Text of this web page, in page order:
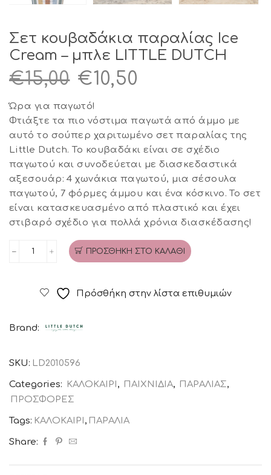
Σετ κουβαδάκια παραλίας Ice
Cream – μπλε LITTLE DUTCH
€15,00 Original
price
was:
€15,00.
€10,50
τιμή
είναι:
€10,50.
Ώρα για παγωτό!
Φτιάξτε τα πιο νόστιμα παγωτά από άμμο με
αυτό το σούπερ χαριτωμένο σετ παραλίας της
Little Dutch. Το κουβαδάκι είναι σε σχέδιο
παγωτού και συνοδεύεται με διασκεδαστικά
αξεσουάρ: 4 χωνάκια παγωτού, μια σέσουλα
παγωτού, 7 φόρμες άμμου και ένα κόσκινο. Το σετ
είναι κατασκευασμένο από πλαστικό και έχει
στιβαρό σχέδιο για πολλά χρόνια διασκέδασης!
παραλίας
-
LITTLE
DUTCH
ποσότητα
ΠΡΟΣΘΉΚΗ ΣΤΟ ΚΑΛΆΘΙ
Πρόσθήκη στην λίστα επιθυμιών
Brand:
SKU: LD2010596
Categories: ΚΑΛΟΚΑΙΡΙ , ΠΑΙΧΝΙΔΙΑ, ΠΑΡΑΛΙΑΣ,
ΠΡΟΣΦΟΡΕΣ
Tags: ΚΑΛΟΚΑΙΡΙ , ΠΑΡΑΛΙΑ
Share: